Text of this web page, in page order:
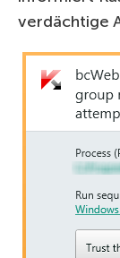
verdächtige